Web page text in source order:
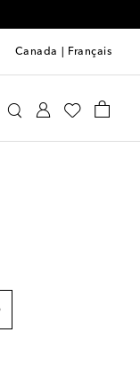
Canada Français